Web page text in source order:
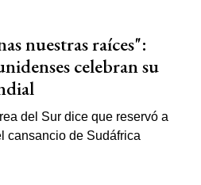
nuestras raíces":
celebran su